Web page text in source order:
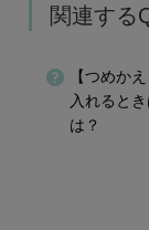
関連する
【つめか
入れると
は？